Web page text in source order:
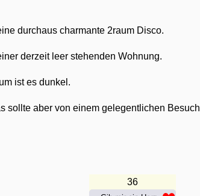
durchaus charmante 2raum Disco.
derzeit leer stehenden Wohnung.
ist es dunkel.
sollte aber von einem gelegentlichen Besuch
36